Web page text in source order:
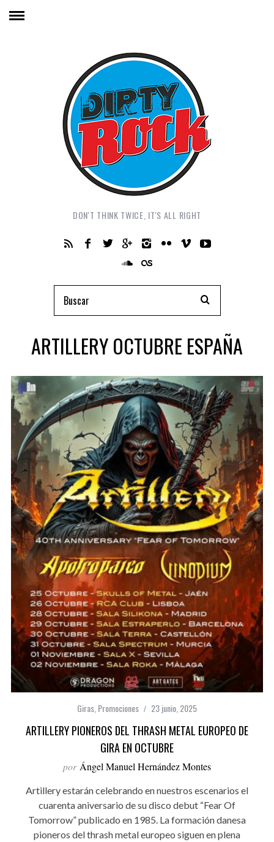
DON'T THINK TWICE, IT'S ALL RIGHT
ARTILLERY OCTUBRE ESPAÑA
Giras Promociones 23 junio, 2025
ARTILLERY PIONEROS DEL THRASH METAL EUROPEO DE
GIRA EN OCTUBRE
por Ángel Manuel Hernández Montes
Artillery estarán celebrando en nuestros escenarios el
cuarenta aniversario de su disco debut “Fear Of
Tomorrow” publicado en 1985. La formación danesa
pioneros del thrash metal europeo siguen en plena